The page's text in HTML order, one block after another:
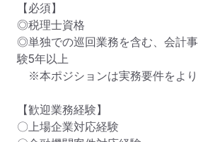
【必須】
◎税理士資格
◎単独での巡回業務を含む、会計
験5年以上
※本ポジションは実務要件をよ
【歓迎業務経験】
〇上場企業対応経験